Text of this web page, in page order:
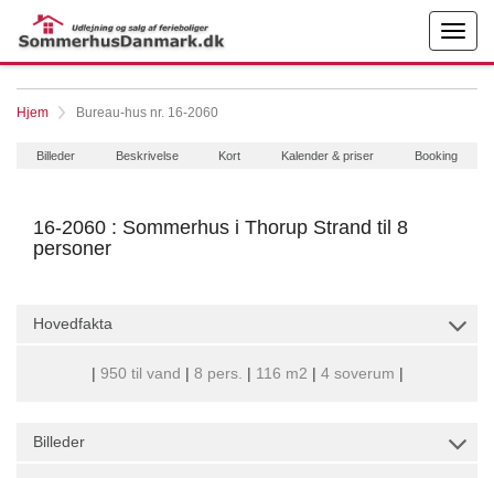
Hjem Bureau-hus nr. 16-2060
Billeder Beskrivelse Kort Kalender & priser Booking
16-2060 : Sommerhus i Thorup Strand til 8
personer
Hovedfakta
| 950 til vand | 8 pers. | 116 m2 | 4 soverum |
Billeder